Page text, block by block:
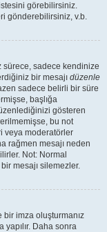
görebilirsiniz.
gönderebilirsiniz, v.b.
sürece, sadece kendinize
bir mesajı düzenle
sadece belirli bir süre
başlığa
gösteren
bu not
veya moderatörler
rağmen mesajı neden
Not: Normal
mesajı silemezler.
bir imza oluşturmanız
yapılır. Daha sonra